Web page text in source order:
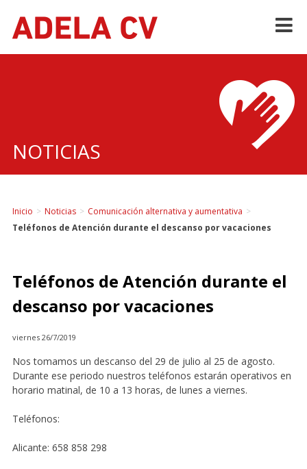
NOTICIAS
Inicio > Noticias > Comunicación alternativa y aumentativa >
Teléfonos de Atención durante el descanso por vacaciones
Teléfonos de Atención durante el
descanso por vacaciones
viernes 26/7/2019
Nos tomamos un descanso del 29 de julio al 25 de agosto.
Durante ese periodo nuestros teléfonos estarán operativos en
horario matinal, de 10 a 13 horas, de lunes a viernes.
Teléfonos:
Alicante: 658 858 298